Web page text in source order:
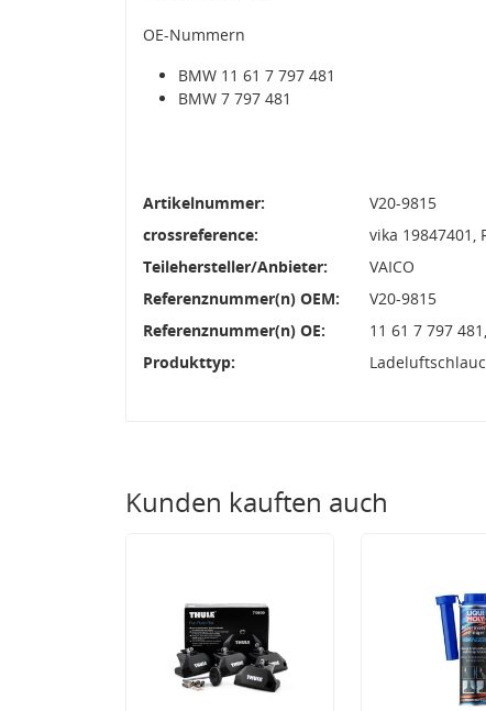
OE-Nummern
BMW 11 61 7 797 481
BMW 7 797 481
Artikelnummer:
V20-9815
crossreference:
vika 19847401,
Teilehersteller/Anbieter:
VAICO
Referenznummer(n) OEM:
V20-9815
Referenznummer(n) OE:
11 61 7 797
Produkttyp:
Kunden kauften auch